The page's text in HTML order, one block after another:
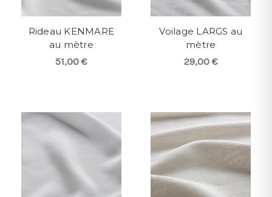
Rideau KENMARE
au mètre
51,00 €
Voilage LARGS au
mètre
29,00 €